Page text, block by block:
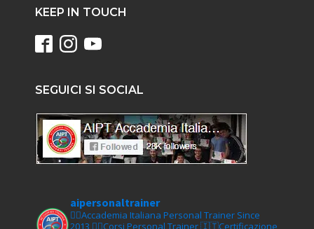
KEEP IN TOUCH
SEGUICI SI SOCIAL
aipersonaltrainer
🏋‍♀️Accademia Italiana Personal Trainer Since
2013 🏋‍♂️Corsi Personal Trainer🇮🇹Certificazione